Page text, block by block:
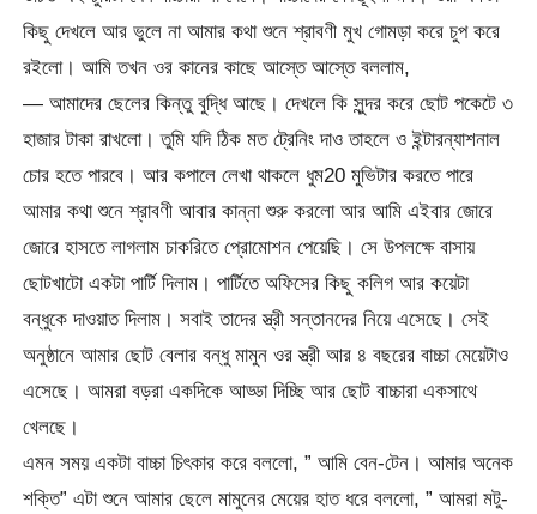
কিছু দেখলে আর ভুলে না আমার কথা শুনে শ্রাবণী মুখ গোমড়া করে চুপ করে
রইলো। আমি তখন ওর কানের কাছে আস্তে আস্তে বললাম,
— আমাদের ছেলের কিন্তু বুদ্ধি আছে। দেখলে কি সুন্দর করে ছোট পকেটে ৩
হাজার টাকা রাখলো। তুমি যদি ঠিক মত ট্রেনিং দাও তাহলে ও ইন্টারন্যাশনাল
চোর হতে পারবে। আর কপালে লেখা থাকলে ধুম20 মুভিটার করতে পারে
আমার কথা শুনে শ্রাবণী আবার কান্না শুরু করলো আর আমি এইবার জোরে
জোরে হাসতে লাগলাম চাকরিতে প্রোমোশন পেয়েছি। সে উপলক্ষে বাসায়
ছোটখাটো একটা পার্টি দিলাম। পার্টিতে অফিসের কিছু কলিগ আর কয়েটা
বন্ধুকে দাওয়াত দিলাম। সবাই তাদের স্ত্রী সন্তানদের নিয়ে এসেছে। সেই
অনুষ্ঠানে আমার ছোট বেলার বন্ধু মামুন ওর স্ত্রী আর ৪ বছরের বাচ্চা মেয়েটাও
এসেছে। আমরা বড়রা একদিকে আড্ডা দিচ্ছি আর ছোট বাচ্চারা একসাথে
খেলছে।
এমন সময় একটা বাচ্চা চিৎকার করে বললো, ” আমি বেন-টেন। আমার অনেক
শক্তি” এটা শুনে আমার ছেলে মামুনের মেয়ের হাত ধরে বললো, ” আমরা মটু-